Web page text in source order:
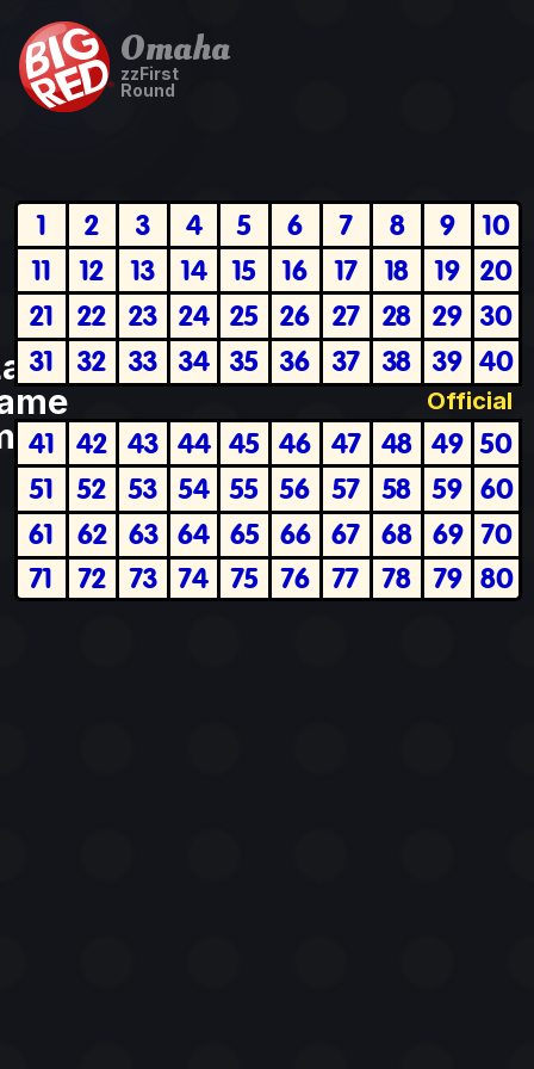
Omaha
zzFirst
Round
1 2 3 4 5 6 7 8 9
10
11
12 13 14 15 16 17 18 19 20
21
22 23 24 25 26 27 28 29 30
31
32 33 34 35 36 37 38 39 40
41 42 43 44 45 46 47 48 49 50
51
52 53 54 55 56 57 58 59 60
61
62 63 64 65 66 67 68 69 70
71
72 73 74 75 76 77 78 79 80
Official